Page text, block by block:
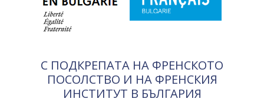
С ПОДКРЕПАТА НА ФРЕНСКОТО
ПОСОЛСТВО И НА ФРЕНСКИЯ
ИНСТИТУТ В БЪЛГАРИЯ